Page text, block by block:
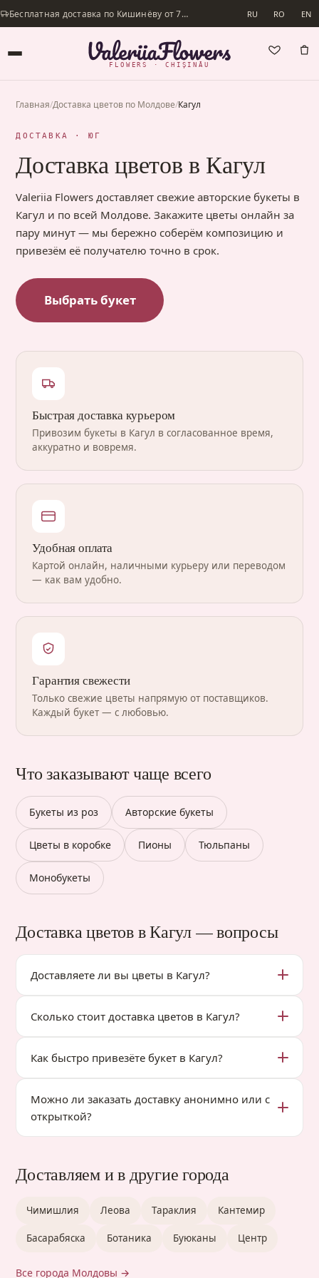
Бесплатная доставка по Кишинёву от 700 lei · Доставим в день заказа RU RO EN
FLOWERS · CHIȘINĂU
Главная/Доставка цветов по Молдове/Кагул
ДОСТАВКА · ЮГ
Доставка цветов в Кагул
Valeriia Flowers доставляет свежие авторские букеты в
Кагул и по всей Молдове. Закажите цветы онлайн за
пару минут — мы бережно соберём композицию и
привезём её получателю точно в срок.
Выбрать букет
Быстрая доставка курьером
Привозим букеты в Кагул в согласованное время,
аккуратно и вовремя.
Удобная оплата
Картой онлайн, наличными курьеру или переводом
— как вам удобно.
Гарантия свежести
Только свежие цветы напрямую от поставщиков.
Каждый букет — с любовью.
Что заказывают чаще всего
Букеты из роз Авторские букеты
Цветы в коробке Пионы Тюльпаны
Монобукеты
Доставка цветов в Кагул — вопросы
Доставляете ли вы цветы в Кагул?
Сколько стоит доставка цветов в Кагул?
Как быстро привезёте букет в Кагул?
Можно ли заказать доставку анонимно или с
открыткой?
Доставляем и в другие города
Чимишлия Леова Тараклия Кантемир
Басарабяска Ботаника Буюканы Центр
Все города Молдовы →